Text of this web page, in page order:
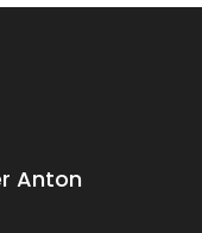
Anton